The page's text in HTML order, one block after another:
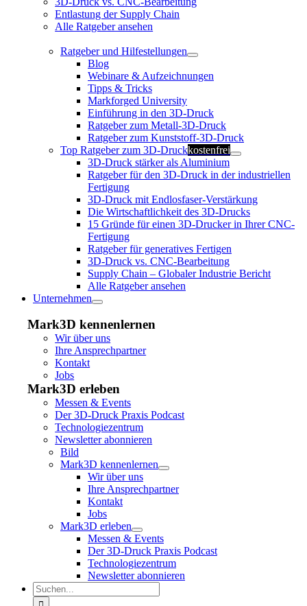
Entlastung der Supply Chain
Alle Ratgeber ansehen
Ratgeber und Hilfestellungen
Blog
Webinare & Aufzeichnungen
Tipps & Tricks
Markforged University
Einführung in den 3D-Druck
Ratgeber zum Metall-3D-Druck
Ratgeber zum Kunststoff-3D-Druck
Top Ratgeber zum 3D-Druckkostenfrei
3D-Druck stärker als Aluminium
Ratgeber für den 3D-Druck in der industriellen
Fertigung
3D-Druck mit Endlosfaser-Verstärkung
Die Wirtschaftlichkeit des 3D-Drucks
15 Gründe für einen 3D-Drucker in Ihrer CNC-
Fertigung
Ratgeber für generatives Fertigen
3D-Druck vs. CNC-Bearbeitung
Supply Chain – Globaler Industrie Bericht
Alle Ratgeber ansehen
Unternehmen
Mark3D kennenlernen
Wir über uns
Ihre Ansprechpartner
Kontakt
Jobs
Mark3D erleben
Messen & Events
Der 3D-Druck Praxis Podcast
Technologiezentrum
Newsletter abonnieren
Bild
Mark3D kennenlernen
Wir über uns
Ihre Ansprechpartner
Kontakt
Jobs
Mark3D erleben
Messen & Events
Der 3D-Druck Praxis Podcast
Technologiezentrum
Newsletter abonnieren
Suche
nach: